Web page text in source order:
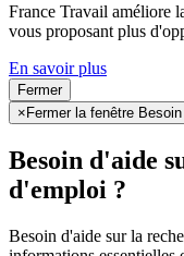
France Travail améliore
vous proposant plus
En savoir plus
Fermer
× Fermer la fenêtre
Besoin d'aide
d'emploi ?
Besoin d'aide sur la